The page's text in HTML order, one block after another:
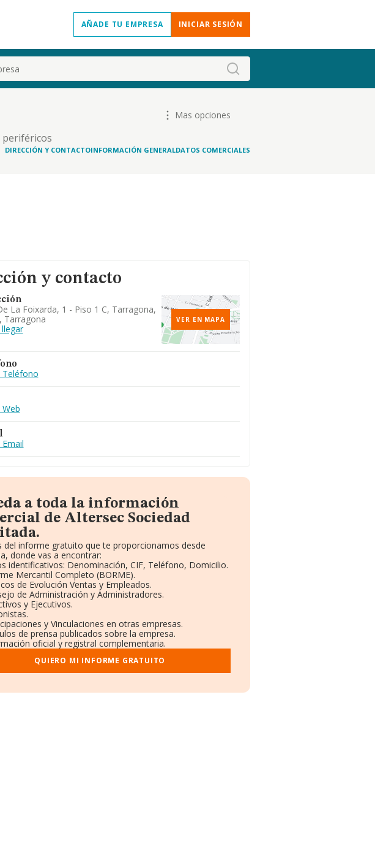
AÑADE TU EMPRESA INICIAR SESIÓN
periféricos
Mas opciones
DIRECCIÓN Y CONTACTOINFORMACIÓN GENERALDATOS COMERCIALES
y contacto
La Foixarda, 1 - Piso 1 C, Tarragona,
Tarragona
VER EN MAPA
Teléfono
a toda la información
de Altersec Sociedad
del informe gratuito que te proporcionamos desde
donde vas a encontrar:
identificativos: Denominación, CIF, Teléfono, Domicilio.
Mercantil Completo (BORME).
de Evolución Ventas y Empleados.
de Administración y Administradores.
y Ejecutivos.
y Vinculaciones en otras empresas.
de prensa publicados sobre la empresa.
oficial y registral complementaria.
QUIERO MI INFORME GRATUITO